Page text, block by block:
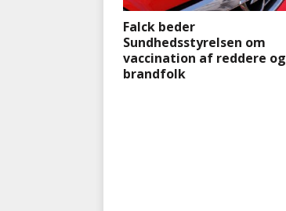
Falck beder
Sundhedsstyrelsen om
vaccination af reddere og
brandfolk